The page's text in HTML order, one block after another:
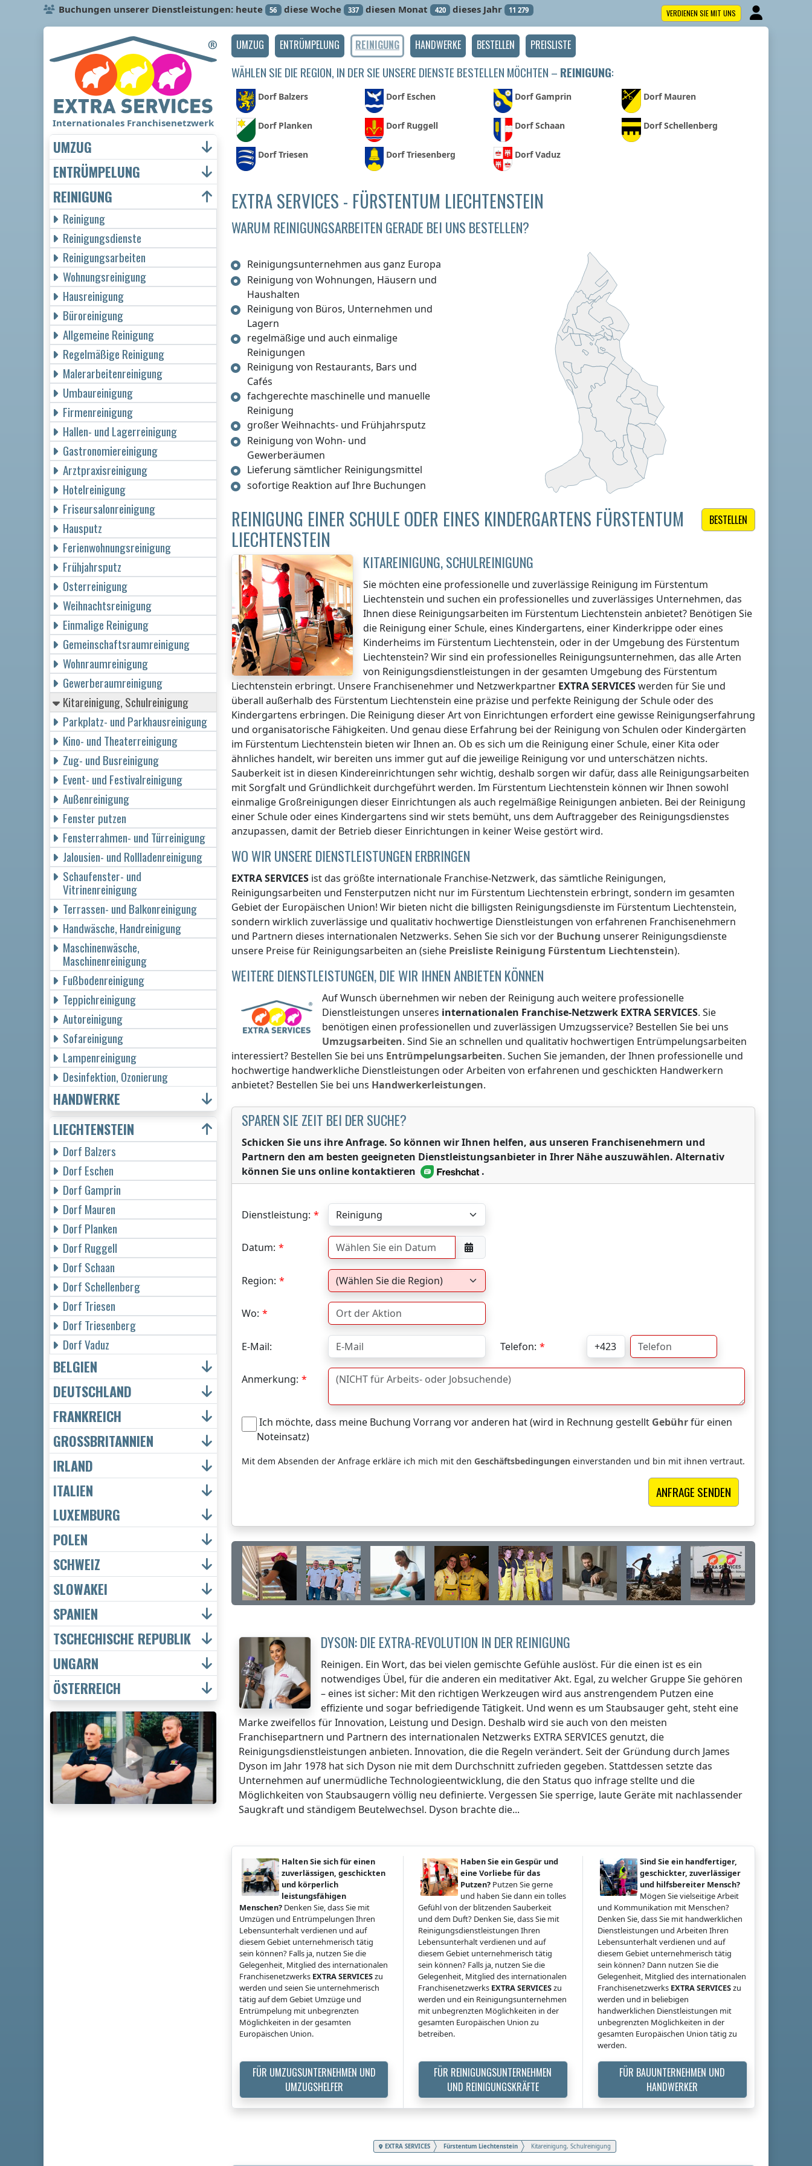
Buchungen unserer Dienstleistungen: heute 56 diese Woche 337 diesen Monat 420 dieses Jahr 11 279 VERDIENEN SIE MIT UNS
UMZUG ENTRÜMPELUNG REINIGUNG HANDWERKE BESTELLEN PREISLISTE
WÄHLEN SIE DIE REGION, IN DER SIE UNSERE DIENSTE BESTELLEN MÖCHTEN – REINIGUNG:
Dorf Balzers Dorf Eschen Dorf Gamprin Dorf Mauren
Dorf Planken Dorf Ruggell Dorf Schaan Dorf Schellenberg
Dorf Triesen Dorf Triesenberg Dorf Vaduz
EXTRA SERVICES - FÜRSTENTUM LIECHTENSTEIN
WARUM REINIGUNGSARBEITEN GERADE BEI UNS BESTELLEN?
Reinigungsunternehmen aus ganz Europa
Reinigung von Wohnungen, Häusern und
Haushalten
Reinigung von Büros, Unternehmen und
Lagern
regelmäßige und auch einmalige
Reinigungen
Reinigung von Restaurants, Bars und
Cafés
fachgerechte maschinelle und manuelle
Reinigung
großer Weihnachts- und Frühjahrsputz
Reinigung von Wohn- und
Gewerberäumen
Lieferung sämtlicher Reinigungsmittel
sofortige Reaktion auf Ihre Buchungen
BESTELLEN
REINIGUNG EINER SCHULE ODER EINES KINDERGARTENS FÜRSTENTUM
LIECHTENSTEIN
KITAREINIGUNG, SCHULREINIGUNG
Sie möchten eine professionelle und zuverlässige Reinigung im Fürstentum
Liechtenstein und suchen ein professionelles und zuverlässiges Unternehmen, das
Ihnen diese Reinigungsarbeiten im Fürstentum Liechtenstein anbietet? Benötigen Sie
die Reinigung einer Schule, eines Kindergartens, einer Kinderkrippe oder eines
Kinderheims im Fürstentum Liechtenstein, oder in der Umgebung des Fürstentum
Liechtenstein? Wir sind ein professionelles Reinigungsunternehmen, das alle Arten
von Reinigungsdienstleistungen in der gesamten Umgebung des Fürstentum
Liechtenstein erbringt. Unsere Franchisenehmer und Netzwerkpartner EXTRA SERVICESwerden für Sie und
überall außerhalb des Fürstentum Liechtenstein eine präzise und perfekte Reinigung der Schule oder des
Kindergartens erbringen. Die Reinigung dieser Art von Einrichtungen erfordert eine gewisse Reinigungserfahrung
und organisatorische Fähigkeiten. Und genau diese Erfahrung bei der Reinigung von Schulen oder Kindergärten
im Fürstentum Liechtenstein bieten wir Ihnen an. Ob es sich um die Reinigung einer Schule, einer Kita oder
ähnliches handelt, wir bereiten uns immer gut auf die jeweilige Reinigung vor und unterschätzen nichts.
Sauberkeit ist in diesen Kindereinrichtungen sehr wichtig, deshalb sorgen wir dafür, dass alle Reinigungsarbeiten
mit Sorgfalt und Gründlichkeit durchgeführt werden. Im Fürstentum Liechtenstein können wir Ihnen sowohl
einmalige Großreinigungen dieser Einrichtungen als auch regelmäßige Reinigungen anbieten. Bei der Reinigung
einer Schule oder eines Kindergartens sind wir stets bemüht, uns dem Auftraggeber des Reinigungsdienstes
anzupassen, damit der Betrieb dieser Einrichtungen in keiner Weise gestört wird.
WO WIR UNSERE DIENSTLEISTUNGEN ERBRINGEN
EXTRA SERVICES ist das größte internationale Franchise-Netzwerk, das sämtliche Reinigungen,
Reinigungsarbeiten und Fensterputzen nicht nur im Fürstentum Liechtenstein erbringt, sondern im gesamten
Gebiet der Europäischen Union! Wir bieten nicht die billigsten Reinigungsdienste im Fürstentum Liechtenstein,
sondern wirklich zuverlässige und qualitativ hochwertige Dienstleistungen von erfahrenen Franchisenehmern
und Partnern dieses internationalen Netzwerks. Sehen Sie sich vor der Buchung unserer Reinigungsdienste
unsere Preise für Reinigungsarbeiten an (siehe Preisliste Reinigung Fürstentum Liechtenstein).
WEITERE DIENSTLEISTUNGEN, DIE WIR IHNEN ANBIETEN KÖNNEN
Auf Wunsch übernehmen wir neben der Reinigung auch weitere professionelle
Dienstleistungen unseres internationalen Franchise-Netzwerk EXTRA SERVICES. Sie
benötigen einen professionellen und zuverlässigen Umzugsservice? Bestellen Sie bei uns
Umzugsarbeiten. Sind Sie an schnellen und qualitativ hochwertigen Entrümpelungsarbeiten
interessiert? Bestellen Sie bei uns Entrümpelungsarbeiten. Suchen Sie jemanden, der Ihnen professionelle und
hochwertige handwerkliche Dienstleistungen oder Arbeiten von erfahrenen und geschickten Handwerkern
anbietet? Bestellen Sie bei uns Handwerkerleistungen.
SPAREN SIE ZEIT BEI DER SUCHE?
Schicken Sie uns ihre Anfrage. So können wir Ihnen helfen, aus unseren Franchisenehmern und
Partnern den am besten geeigneten Dienstleistungsanbieter in Ihrer Nähe auszuwählen. Alternativ
können Sie uns online kontaktieren
.
Dienstleistung:
Datum:
Region:
Wo:
E-Mail: Telefon:
Anmerkung:
Ich möchte, dass meine Buchung Vorrang vor anderen hat (wird in Rechnung gestellt Gebührfür einen
Noteinsatz)
Mit dem Absenden der Anfrage erkläre ich mich mit den Geschäftsbedingungen einverstanden und bin mit ihnen vertraut.
DYSON: DIE EXTRA-REVOLUTION IN DER REINIGUNG
Reinigen. Ein Wort, das bei vielen gemischte Gefühle auslöst. Für die einen ist es ein
notwendiges Übel, für die anderen ein meditativer Akt. Egal, zu welcher Gruppe Sie gehören
– eines ist sicher: Mit den richtigen Werkzeugen wird aus anstrengendem Putzen eine
effiziente und sogar befriedigende Tätigkeit. Und wenn es um Staubsauger geht, steht eine
Marke zweifellos für Innovation, Leistung und Design. Deshalb wird sie auch von den meisten
Franchisepartnern und Partnern des internationalen Netzwerks EXTRA SERVICES genutzt, die
Reinigungsdienstleistungen anbieten. Innovation, die die Regeln verändert. Seit der Gründung durch James
Dyson im Jahr 1978 hat sich Dyson nie mit dem Durchschnitt zufrieden gegeben. Stattdessen setzte das
Unternehmen auf unermüdliche Technologieentwicklung, die den Status quo infrage stellte und die
Möglichkeiten von Staubsaugern völlig neu definierte. Vergessen Sie sperrige, laute Geräte mit nachlassender
Saugkraft und ständigem Beutelwechsel. Dyson brachte die...
Halten Sie sich für einen
zuverlässigen, geschickten
und körperlich
leistungsfähigen
Menschen? Denken Sie, dass Sie mit
Umzügen und Entrümpelungen Ihren
Lebensunterhalt verdienen und auf
diesem Gebiet unternehmerisch tätig
sein können? Falls ja, nutzen Sie die
Gelegenheit, Mitglied des internationalen
Franchisenetzwerks EXTRA SERVICESzu
werden und seien Sie unternehmerisch
tätig auf dem Gebiet Umzüge und
Entrümpelung mit unbegrenzten
Möglichkeiten in der gesamten
Europäischen Union.
FÜR UMZUGSUNTERNEHMEN UND
UMZUGSHELFER
Haben Sie ein Gespür und
eine Vorliebe für das
Putzen? Putzen Sie gerne
und haben Sie dann ein tolles
Gefühl von der blitzenden Sauberkeit
und dem Duft? Denken Sie, dass Sie mit
Reinigungsdienstleistungen Ihren
Lebensunterhalt verdienen und auf
diesem Gebiet unternehmerisch tätig
sein können? Falls ja, nutzen Sie die
Gelegenheit, Mitglied des internationalen
Franchisenetzwerks EXTRA SERVICESzu
werden und ein Reinigungsunternehmen
mit unbegrenzten Möglichkeiten in der
gesamten Europäischen Union zu
betreiben.
FÜR REINIGUNGSUNTERNEHMEN
UND REINIGUNGSKRÄFTE
Sind Sie ein handfertiger,
geschickter, zuverlässiger
und hilfsbereiter Mensch?
Mögen Sie vielseitige Arbeit
und Kommunikation mit Menschen?
Denken Sie, dass Sie mit handwerklichen
Dienstleistungen und Arbeiten Ihren
Lebensunterhalt verdienen und auf
diesem Gebiet unternehmerisch tätig
sein können? Dann nutzen Sie die
Gelegenheit, Mitglied des internationalen
Franchisenetzwerks EXTRA SERVICESzu
werden und in beliebigen
handwerklichen Dienstleistungen mit
unbegrenzten Möglichkeiten in der
gesamten Europäischen Union tätig zu
werden.
FÜR BAUUNTERNEHMEN UND
HANDWERKER
EXTRA SERVICES Fürstentum Liechtenstein Kitareinigung, Schulreinigung
Internationales Franchisenetzwerk
UMZUG
ENTRÜMPELUNG
REINIGUNG
Reinigung
Reinigungsdienste
Reinigungsarbeiten
Wohnungsreinigung
Hausreinigung
Büroreinigung
Allgemeine Reinigung
Regelmäßige Reinigung
Malerarbeitenreinigung
Umbaureinigung
Firmenreinigung
Hallen- und Lagerreinigung
Gastronomiereinigung
Arztpraxisreinigung
Hotelreinigung
Friseursalonreinigung
Hausputz
Ferienwohnungsreinigung
Frühjahrsputz
Osterreinigung
Weihnachtsreinigung
Einmalige Reinigung
Gemeinschaftsraumreinigung
Wohnraumreinigung
Gewerberaumreinigung
Kitareinigung, Schulreinigung
Parkplatz- und Parkhausreinigung
Kino- und Theaterreinigung
Zug- und Busreinigung
Event- und Festivalreinigung
Außenreinigung
Fenster putzen
Fensterrahmen- und Türreinigung
Jalousien- und Rollladenreinigung
Schaufenster- und
Vitrinenreinigung
Terrassen- und Balkonreinigung
Handwäsche, Handreinigung
Maschinenwäsche,
Maschinenreinigung
Fußbodenreinigung
Teppichreinigung
Autoreinigung
Sofareinigung
Lampenreinigung
Desinfektion, Ozonierung
HANDWERKE
LIECHTENSTEIN
Dorf Balzers
Dorf Eschen
Dorf Gamprin
Dorf Mauren
Dorf Planken
Dorf Ruggell
Dorf Schaan
Dorf Schellenberg
Dorf Triesen
Dorf Triesenberg
Dorf Vaduz
BELGIEN
DEUTSCHLAND
FRANKREICH
GROSSBRITANNIEN
IRLAND
ITALIEN
LUXEMBURG
POLEN
SCHWEIZ
SLOWAKEI
SPANIEN
TSCHECHISCHE REPUBLIK
UNGARN
ÖSTERREICH